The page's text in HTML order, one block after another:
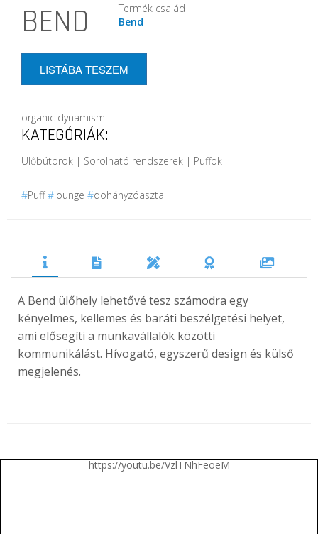
BEND
Termék család
Bend
LISTÁBA TESZEM
organic dynamism
KATEGÓRIÁK:
Ülőbútorok | Sorolható rendszerek | Puffok
#Puff#lounge #dohányzóasztal
A Bend ülőhely lehetővé tesz számodra egy
kényelmes, kellemes és baráti beszélgetési helyet,
ami elősegíti a munkavállalók közötti
kommunikálást. Hívogató, egyszerű design és külső
megjelenés.
https://youtu.be/VzlTNhFeoeM